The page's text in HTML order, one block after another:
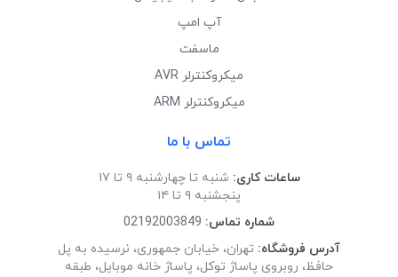
آپ امپ
ماسفت
میکروکنترلر AVR
میکروکنترلر ARM
تماس با ما
ساعات کاری: شنبه تا چهارشنبه ۹ تا ۱۷
پنجشنبه ۹ تا ۱۴
شماره تماس: 02192003849
آدرس فروشگاه: تهران، خیابان جمهوری، نرسیده به پل
حافظ، روبروی پاساژ توکل، پاساژ خانه موبایل، طبقه